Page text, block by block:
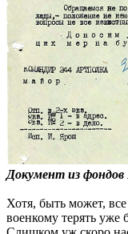
Документ из
Хотя, быть может,
военкому терять